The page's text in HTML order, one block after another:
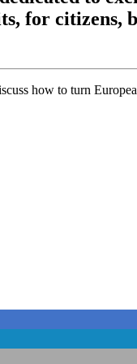
for citizens,
how to turn